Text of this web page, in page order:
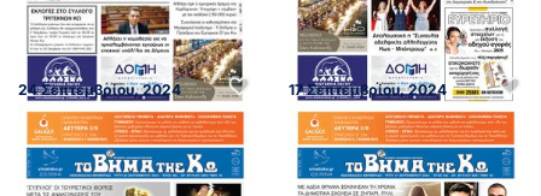
24 Σεπτεμβρίου, 2024 17 Σεπτεμβρίου, 2024